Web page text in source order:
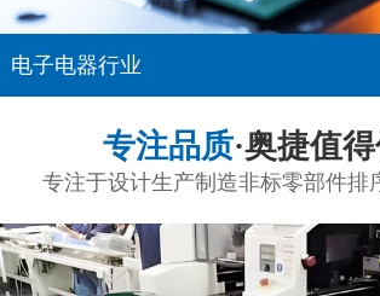
电子电器行业
专注品质·奥捷值
专注于设计生产制造非标零部件排